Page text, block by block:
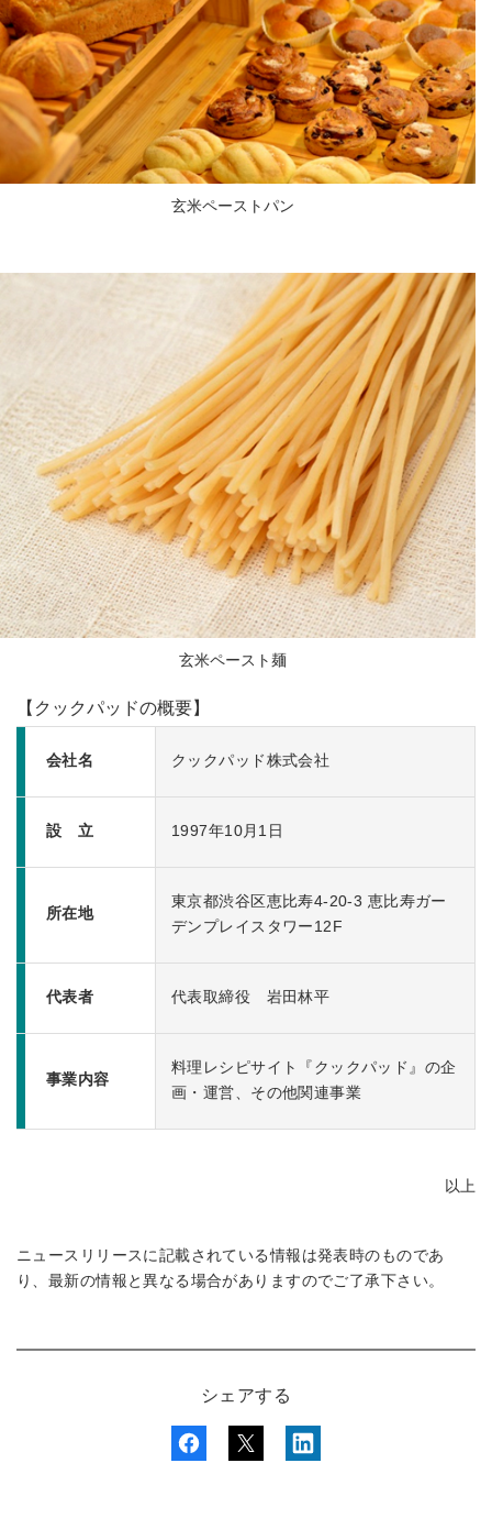
玄米ペーストパン
玄米ペースト麺
【クックパッドの概要】
会社名 クックパッド株式会社
設 立 1997年10月1日
所在地
東京都渋谷区恵比寿4-20-3 恵比寿ガー
デンプレイスタワー12F
代表者 代表取締役 岩田林平
事業内容
料理レシピサイト『クックパッド』の企
画・運営、その他関連事業
以上
ニュースリリースに記載されている情報は発表時のものであ
り、最新の情報と異なる場合がありますのでご了承下さい。
シェアする